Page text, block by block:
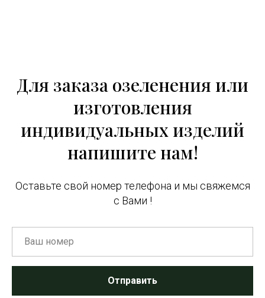
Для заказа озеленения или
изготовления
индивидуальных изделий
напишите нам!
Оставьте свой номер телефона и мы свяжемся
с Вами !
Отправить